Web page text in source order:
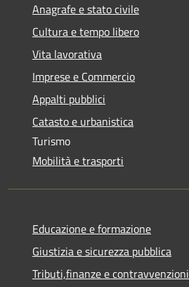
Anagrafe e stato civile
Cultura e tempo libero
Vita lavorativa
Imprese e Commercio
Appalti pubblici
Catasto e urbanistica
Turismo
Mobilità e trasporti
Educazione e formazione
Giustizia e sicurezza pubblica
Tributi,finanze e contravvenzioni